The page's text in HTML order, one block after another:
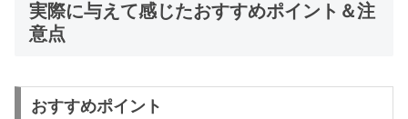
実際に与えて感じたおすすめポイント＆注
意点
おすすめポイント